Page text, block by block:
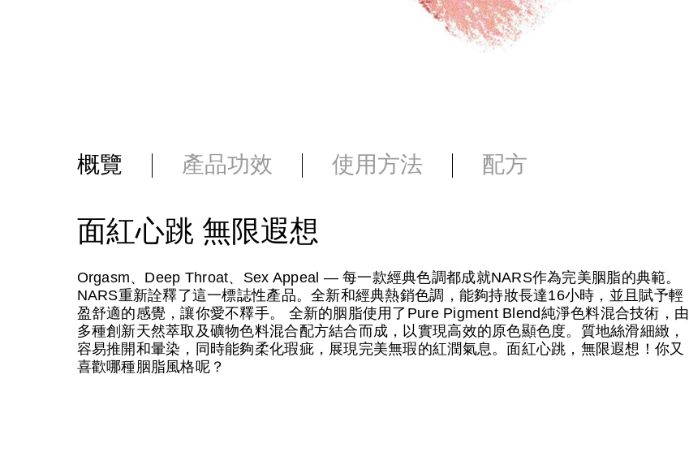
概覽 產品功效 使用方法 配方
面紅心跳 無限遐想
Orgasm、Deep Throat、Sex Appeal — 每一款經典色調都成就NARS作為完美胭脂的典範。
NARS重新詮釋了這一標誌性產品。全新和經典熱銷色調，能夠持妝長達16小時，並且賦予輕
盈舒適的感覺，讓你愛不釋手。 全新的胭脂使用了Pure Pigment Blend純淨色料混合技術，由
多種創新天然萃取及礦物色料混合配方結合而成，以實現高效的原色顯色度。質地絲滑細緻，
容易推開和暈染，同時能夠柔化瑕疵，展現完美無瑕的紅潤氣息。面紅心跳，無限遐想！你又
喜歡哪種胭脂風格呢？